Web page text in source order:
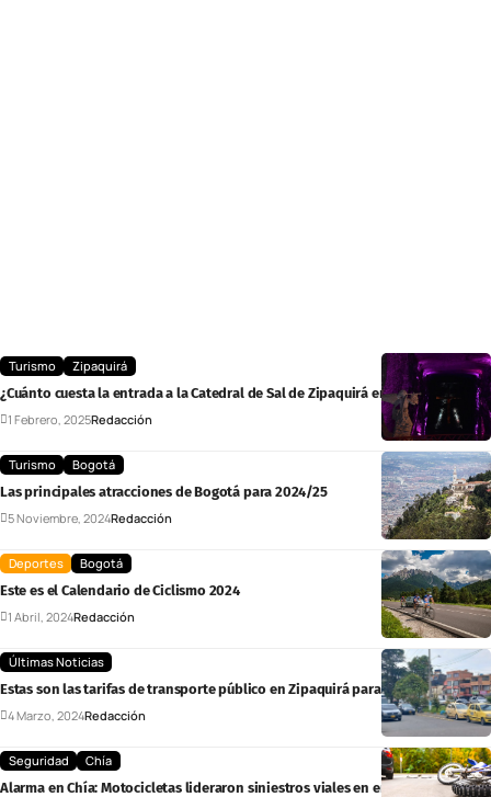
Turismo
Zipaquirá
¿Cuánto cuesta la entrada a la Catedral de Sal de Zipaquirá en 2025?
1 Febrero, 2025Redacción
Turismo
Bogotá
Las principales atracciones de Bogotá para 2024/25
5 Noviembre, 2024Redacción
Deportes
Bogotá
Este es el Calendario de Ciclismo 2024
1 Abril, 2024Redacción
Últimas Noticias
Estas son las tarifas de transporte público en Zipaquirá para 2024
4 Marzo, 2024Redacción
Seguridad
Chía
Alarma en Chía: Motocicletas lideraron siniestros viales en enero de 2024